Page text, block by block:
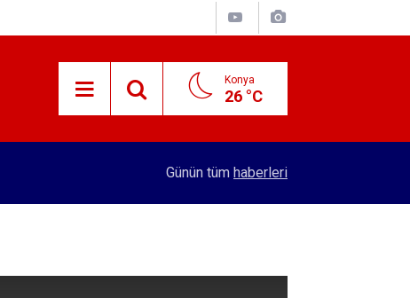
Konya
26 °C
Merkez Bankası rezervleri açıklandı
Günün tüm haberleri